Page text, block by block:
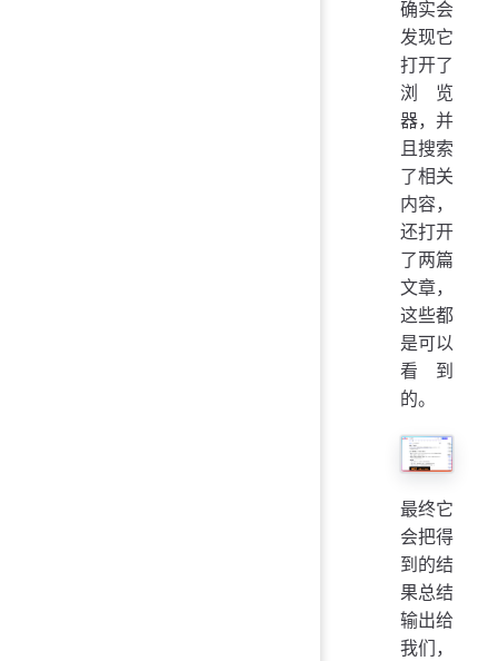
确实会
发现它
打开了
浏览
器，并
且搜索
了相关
内容，
还打开
了两篇
文章，
这些都
是可以
看到
的。
最终它
会把得
到的结
果总结
输出给
我们，